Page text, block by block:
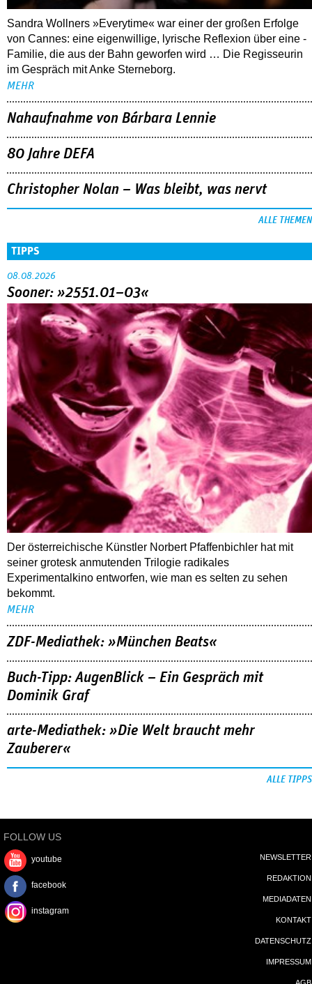
Sandra Wollners »Everytime« war einer der großen Erfolge
von Cannes: eine eigenwillige, lyrische Reflexion über eine ­
Familie, die aus der Bahn geworfen wird … Die Regisseurin
im Gespräch mit Anke Sterneborg.
MEHR
Nahaufnahme von Bárbara Lennie
80 Jahre DEFA
Christopher Nolan – Was bleibt, was nervt
ALLE THEMEN
TIPPS
08.08.2026
Sooner: »2551.01–03«
Der österreichische Künstler Norbert Pfaffenbichler hat mit
seiner grotesk anmutenden Trilogie radikales
Experimentalkino entworfen, wie man es selten zu sehen
bekommt.
MEHR
ZDF-Mediathek: »München Beats«
Buch-Tipp: AugenBlick – Ein Gespräch mit
Dominik Graf
arte-Mediathek: »Die Welt braucht mehr
Zauberer«
ALLE TIPPS
FOLLOW US
youtube
facebook
instagram
NEWSLETTER
REDAKTION
MEDIADATEN
KONTAKT
DATENSCHUTZ
IMPRESSUM